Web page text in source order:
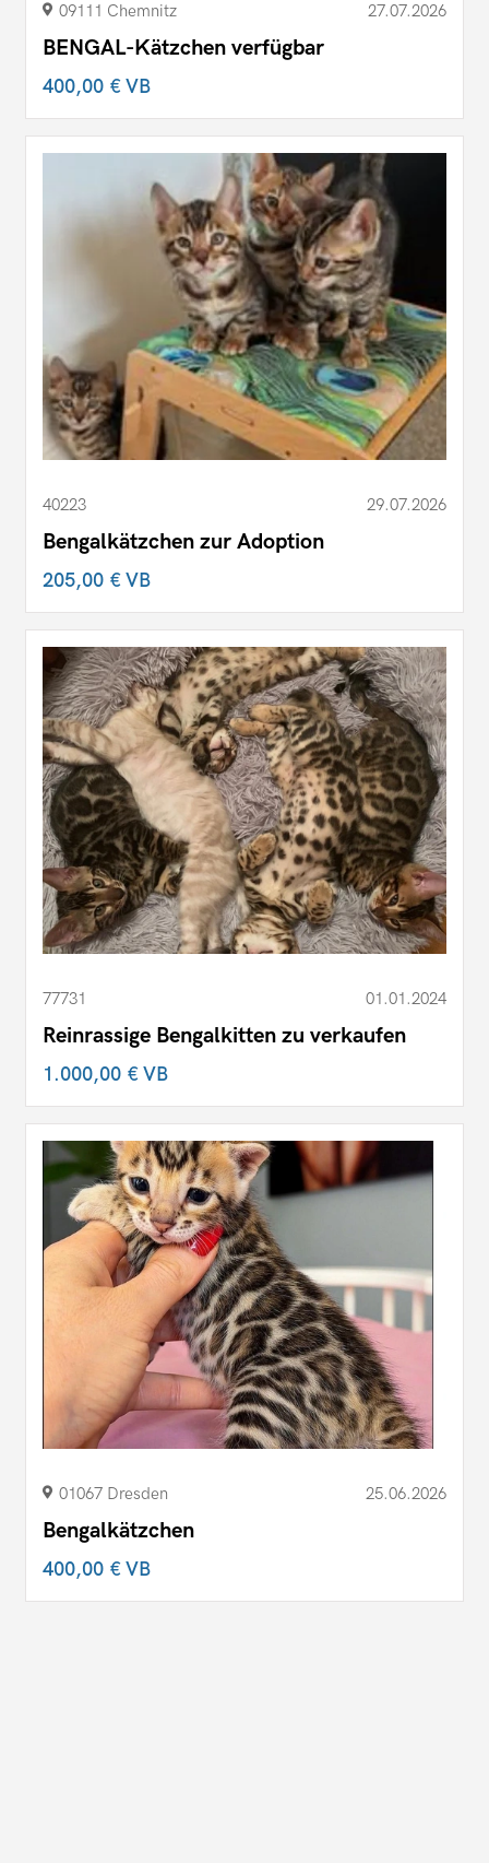
09111 Chemnitz 27.07.2026
BENGAL-Kätzchen verfügbar
400,00 €VB
40223 29.07.2026
Bengalkätzchen zur Adoption
205,00 €VB
77731 01.01.2024
Reinrassige Bengalkitten zu verkaufen
1.000,00 €VB
01067 Dresden 25.06.2026
Bengalkätzchen
400,00 €VB